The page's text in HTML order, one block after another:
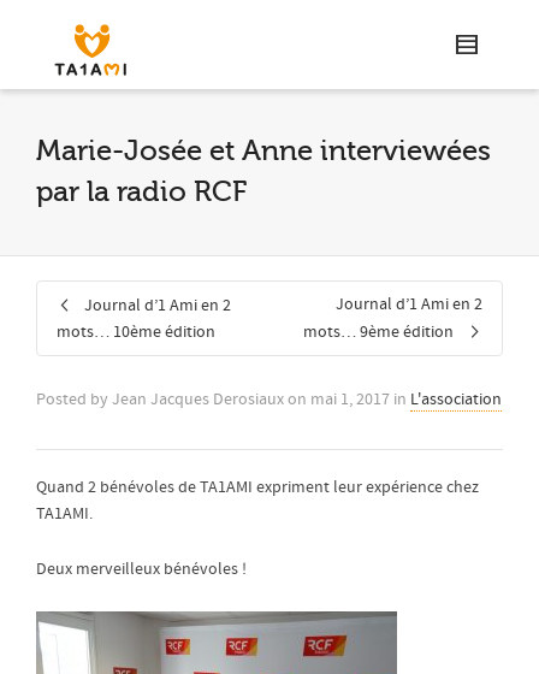
Marie-Josée et Anne interviewées
par la radio RCF
Journal d’1 Ami en 2
mots… 10ème édition
Journal d’1 Ami en 2
mots… 9ème édition
Posted by Jean Jacques Derosiauxon mai 1, 2017 in L'association
Quand 2 bénévoles de TA1AMI expriment leur expérience chez
TA1AMI.
Deux merveilleux bénévoles !